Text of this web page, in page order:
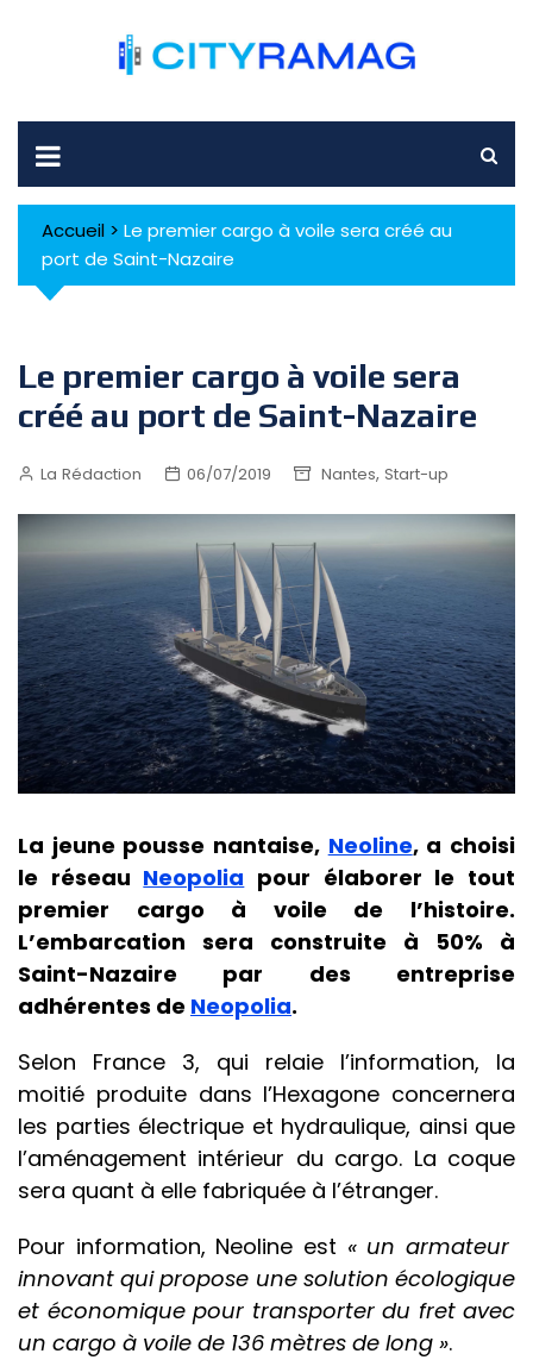
Accueil > Le premier cargo à voile sera créé au
port de Saint-Nazaire
Le premier cargo à voile sera
créé au port de Saint-Nazaire
La Rédaction 06/07/2019 Nantes, Start-up
La jeune pousse nantaise, Neoline, a choisi
le réseau Neopolia pour élaborer le tout
premier cargo à voile de l’histoire.
L’embarcation sera construite à 50% à
Saint-Nazaire par des entreprise
adhérentes de Neopolia.
Selon France 3, qui relaie l’information, la
moitié produite dans l’Hexagone concernera
les parties électrique et hydraulique, ainsi que
l’aménagement intérieur du cargo. La coque
sera quant à elle fabriquée à l’étranger.
Pour information, Neoline est « un armateur
innovant qui propose une solution écologique
et économique pour transporter du fret avec
un cargo à voile de 136 mètres de long ».